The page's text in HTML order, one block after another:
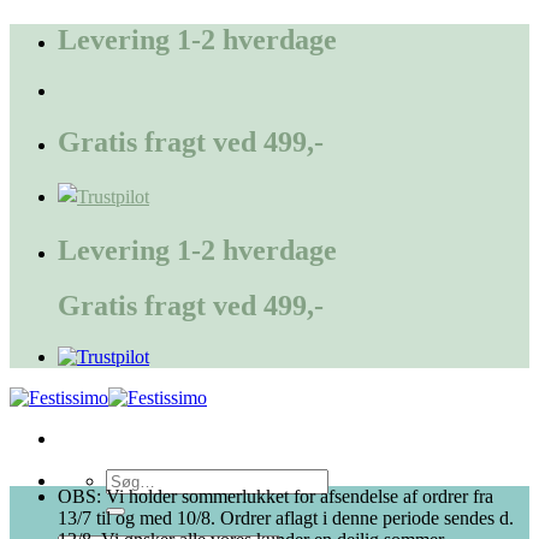
FortsætLevering 1-2 hverdage
Gratis fragt ved 499,-
Levering 1-2 hverdage
Gratis fragt ved 499,-
Søg
efter:
OBS: Vi holder sommerlukket for afsendelse af ordrer fra
13/7 til og med 10/8. Ordrer aflagt i denne periode sendes d.